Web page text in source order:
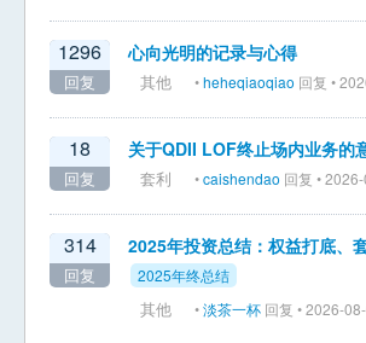
1296
回复
心向光明的记录与心得
其他 •heheqiaoqiao 回复 •
18
回复
关于QDII LOF终止场内业务的
套利 •caishendao 回复 •
314
回复
2025年投资总结：权益打底、
2025年终总结
其他 •淡茶一杯 回复 • 2026-